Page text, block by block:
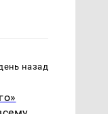
назад